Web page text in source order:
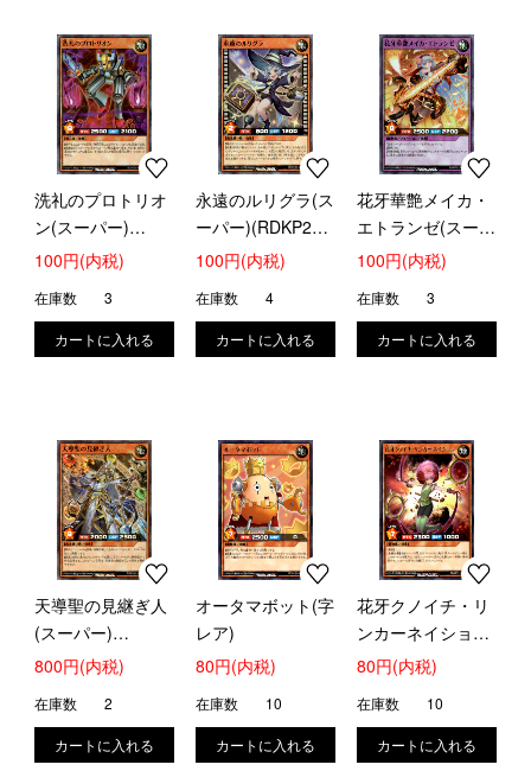
洗礼のプロトリオ
ン(スーパー)
(RDKP21-JP026)
100円(内税)
在庫数 3
永遠のルリグラ(ス
ーパー)(RDKP21-
JP028)
100円(内税)
在庫数 4
花牙華艶メイカ・
エトランゼ(スーパ
ー)(RDKP21-
100円(内税)
在庫数 3
天導聖の見継ぎ人
(スーパー)
(RDKP21-JPS00)
800円(内税)
在庫数 2
オータマボット(字
レア)
80円(内税)
在庫数 10
花牙クノイチ・リ
ンカーネイション
(字レア)
80円(内税)
在庫数 10